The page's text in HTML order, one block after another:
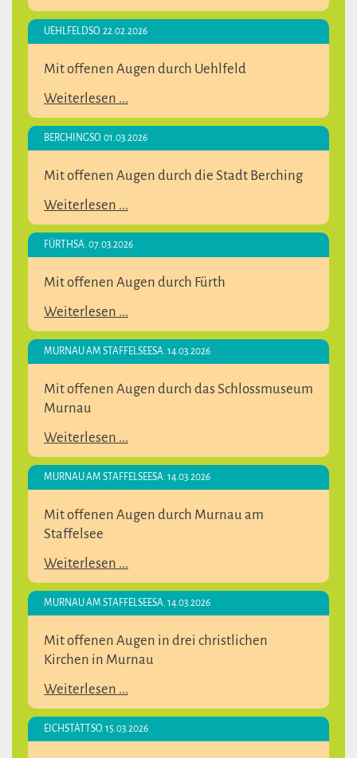
UEHLFELDSO. 22.02.2026
Mit offenen Augen durch Uehlfeld
Weiterlesen ...
BERCHINGSO. 01.03.2026
Mit offenen Augen durch die Stadt Berching
Weiterlesen ...
FÜRTHSA. 07.03.2026
Mit offenen Augen durch Fürth
Weiterlesen ...
MURNAU AM STAFFELSEESA. 14.03.2026
Mit offenen Augen durch das Schlossmuseum
Murnau
Weiterlesen ...
MURNAU AM STAFFELSEESA. 14.03.2026
Mit offenen Augen durch Murnau am
Staffelsee
Weiterlesen ...
MURNAU AM STAFFELSEESA. 14.03.2026
Mit offenen Augen in drei christlichen
Kirchen in Murnau
Weiterlesen ...
EICHSTÄTT SO. 15.03.2026